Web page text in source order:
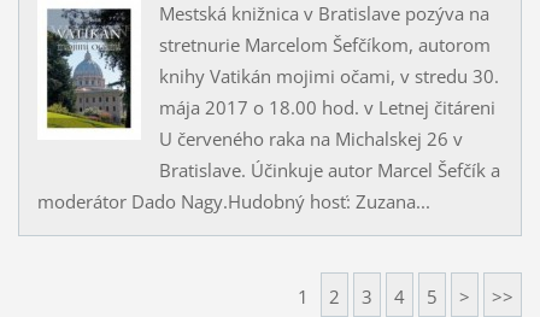
Mestská knižnica v Bratislave pozýva na
stretnurie Marcelom Šefčíkom, autorom
knihy Vatikán mojimi očami, v stredu 30.
mája 2017 o 18.00 hod. v Letnej čitáreni
U červeného raka na Michalskej 26 v
Bratislave. Účinkuje autor Marcel Šefčík a
moderátor Dado Nagy.Hudobný hosť: Zuzana...
1 2 3 4 5 > >>